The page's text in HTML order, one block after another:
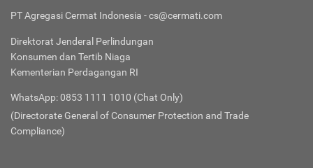
PT Agregasi Cermat Indonesia - cs@cermati.com
Direktorat Jenderal Perlindungan
Konsumen dan Tertib Niaga
Kementerian Perdagangan RI
WhatsApp: 0853 1111 1010 (Chat Only)
(Directorate General of Consumer Protection and Trade
Compliance)